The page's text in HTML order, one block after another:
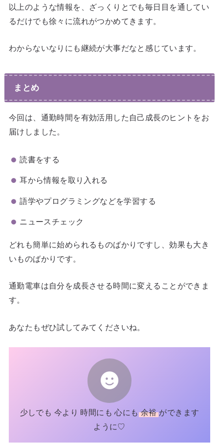
以上のような情報を、ざっくりとでも毎日目を通してい
るだけでも徐々に流れがつかめてきます。
わからないなりにも継続が大事だなと感じています。
まとめ
今回は、通勤時間を有効活用した自己成長のヒントをお
届けしました。
読書をする
耳から情報を取り入れる
語学やプログラミングなどを学習する
ニュースチェック
どれも簡単に始められるものばかりですし、効果も大き
いものばかりです。
通勤電車は自分を成長させる時間に変えることができま
す。
あなたもぜひ試してみてくださいね。
少しでも 今より 時間にも 心にも余裕ができます
ように♡